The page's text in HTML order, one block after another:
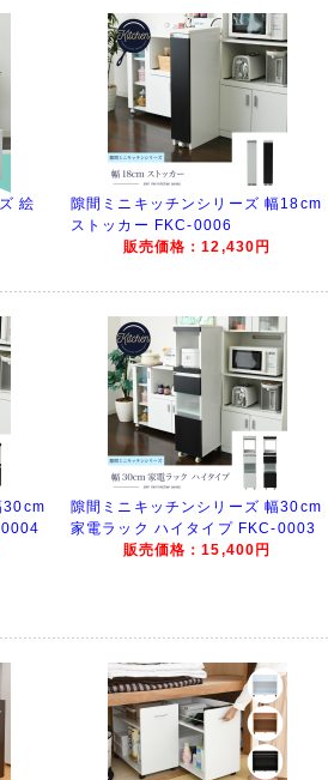
絵
隙間ミニキッチンシリーズ 幅18cm
ストッカー FKC-0006
販売価格：12,430円
30cm
隙間ミニキッチンシリーズ 幅30cm
家電ラック ハイタイプ FKC-0003
販売価格：15,400円